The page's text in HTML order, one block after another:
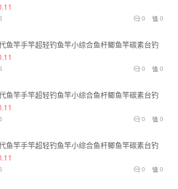
0
0
鱼竿手竿超轻钓鱼竿小综合鱼杆鲫鱼竿碳素台钓
0
0
鱼竿手竿超轻钓鱼竿小综合鱼杆鲫鱼竿碳素台钓
0
0
鱼竿手竿超轻钓鱼竿小综合鱼杆鲫鱼竿碳素台钓
0
0